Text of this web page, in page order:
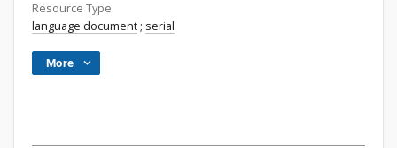
Resource Type:
language document ; serial
More